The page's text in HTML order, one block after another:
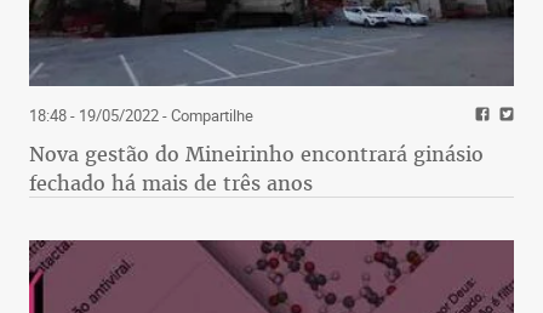
18:48 - 19/05/2022- Compartilhe
Nova gestão do Mineirinho encontrará ginásio
fechado há mais de três anos